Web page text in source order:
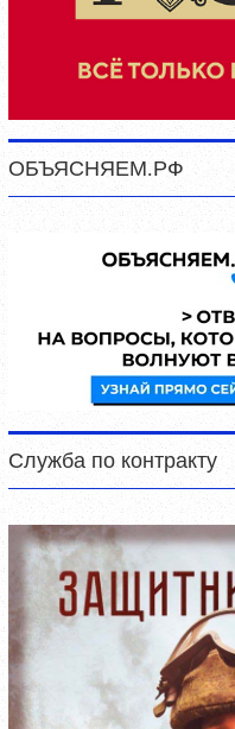
ОБЪЯСНЯЕМ.РФ
Служба по контракту